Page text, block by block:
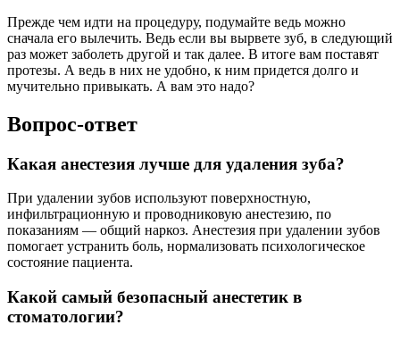
Прежде чем идти на процедуру, подумайте ведь можно
сначала его вылечить. Ведь если вы вырвете зуб, в следующий
раз может заболеть другой и так далее. В итоге вам поставят
протезы. А ведь в них не удобно, к ним придется долго и
мучительно привыкать. А вам это надо?
Вопрос-ответ
Какая анестезия лучше для удаления зуба?
При удалении зубов используют поверхностную,
инфильтрационную и проводниковую анестезию, по
показаниям — общий наркоз. Анестезия при удалении зубов
помогает устранить боль, нормализовать психологическое
состояние пациента.
Какой самый безопасный анестетик в
стоматологии?